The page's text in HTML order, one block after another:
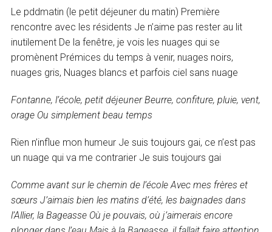
Le pddmatin (le petit déjeuner du matin) Première
rencontre avec les résidents Je n’aime pas rester au lit
inutilement De la fenêtre, je vois les nuages qui se
promènent Prémices du temps à venir, nuages noirs,
nuages gris, Nuages blancs et parfois ciel sans nuage
Fontanne, l’école, petit déjeuner Beurre, confiture, pluie, vent,
orage Ou simplement beau temps
Rien n’influe mon humeur Je suis toujours gai, ce n’est pas
un nuage qui va me contrarier Je suis toujours gai
Comme avant sur le chemin de l’école Avec mes frères et
sœurs J’aimais bien les matins d’été, les baignades dans
l’Allier, la Bageasse Où je pouvais, où j’aimerais encore